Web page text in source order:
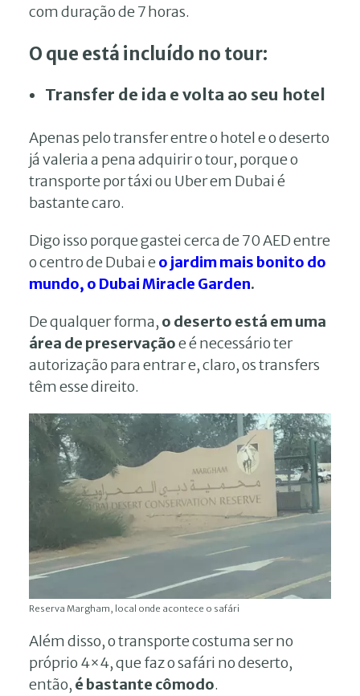
com duração de 7 horas.
O que está incluído no tour:
Transfer de ida e volta ao seu hotel
Apenas pelo transfer entre o hotel e o deserto
já valeria a pena adquirir o tour, porque o
transporte por táxi ou Uber em Dubai é
bastante caro.
Digo isso porque gastei cerca de 70 AED entre
o centro de Dubai eo jardim mais bonito do
mundo, o Dubai Miracle Garden.
De qualquer forma, o deserto está em uma
área de preservaçãoe é necessário ter
autorização para entrar e, claro, os transfers
têm esse direito.
Reserva Margham, local onde acontece o safári
Além disso, o transporte costuma ser no
próprio 4×4, que faz o safári no deserto,
então, é bastante cômodo.